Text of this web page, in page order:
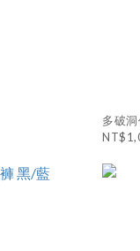
多破